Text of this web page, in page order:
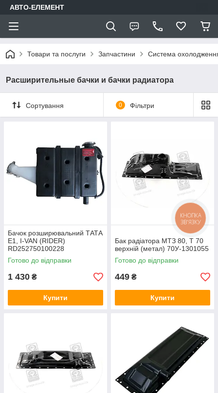
АВТО-ЕЛЕМЕНТ
Товари та послуги Запчастини Система
Расширительные бачки и бачки радиатора
Сортування 0 Фільтри
Бачок розширювальний ТАТА
Е1, I-VAN (RIDER)
RD252750100228
Готово до відправки
1 430 ₴
Купити
Бак радіатора МТЗ 80, Т 70
верхній (метал) 70У-1301055
Готово до відправки
449 ₴
Купити
КНОПКА
ЗВ'ЯЗКУ